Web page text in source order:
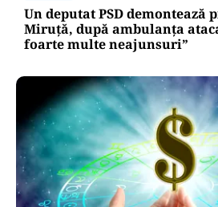
Un deputat PSD demontează
Miruță, după ambulanța
foarte multe neajunsuri”